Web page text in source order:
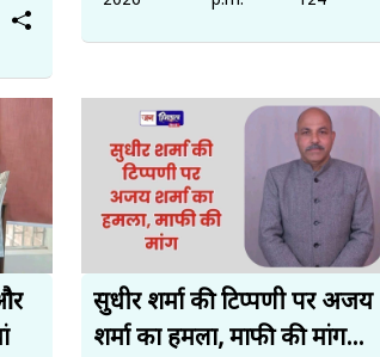
सुधीर शर्मा की टिप्पणी पर अजय
शर्मा का हमला, माफी की मांग...